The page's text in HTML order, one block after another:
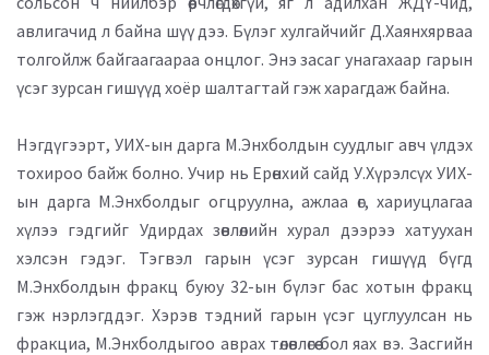
авлигачид л байна шүү дээ. Бүлэг хулгайчийг Д.Хаянхярваа
толгойлж байгаагаараа онцлог. Энэ засаг унагахаар гарын
үсэг зурсан гишүүд хоёр шалтагтай гэж харагдаж байна.
Нэгдүгээрт, УИХ-ын дарга М.Энхболдын суудлыг авч үлдэх
тохироо байж болно. Учир нь Ерөнхий сайд У.Хүрэлсүх УИХ-
ын дарга М.Энхболдыг огцруулна, ажлаа өг, хариуцлагаа
хүлээ гэдгийг Удирдах зөвлөлийн хурал дээрээ хатуухан
хэлсэн гэдэг. Тэгвэл гарын үсэг зурсан гишүүд бүгд
М.Энхболдын фракц буюу 32-ын бүлэг бас хотын фракц
гэж нэрлэгддэг. Хэрэв тэдний гарын үсэг цуглуулсан нь
фракциа, М.Энхболдыгоо аврах төлөвлөгөө бол яах вэ. Засгийн